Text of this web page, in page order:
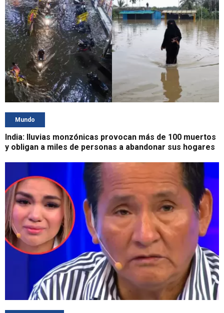
Mundo
India: lluvias monzónicas provocan más de 100 muertos
y obligan a miles de personas a abandonar sus hogares